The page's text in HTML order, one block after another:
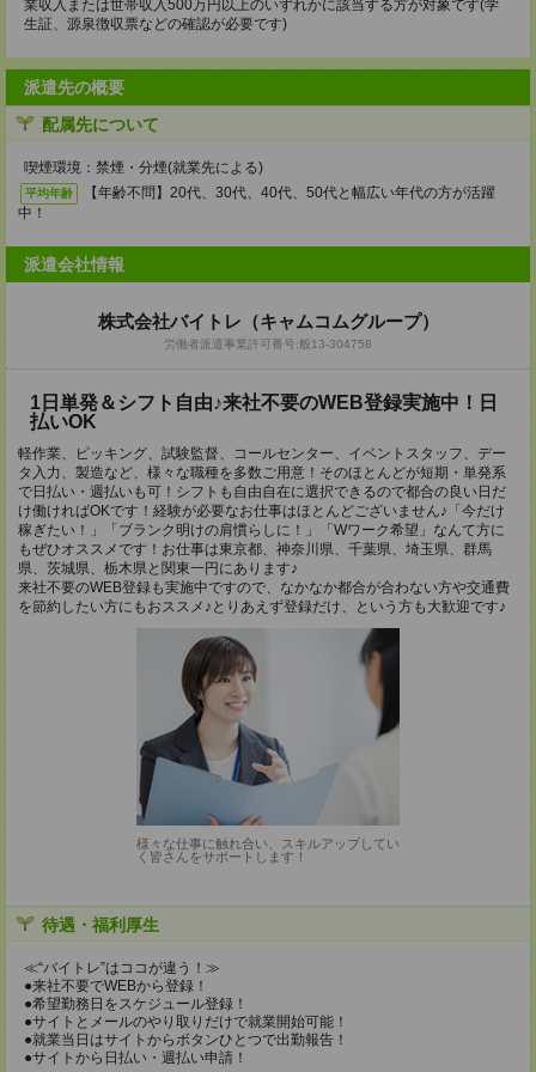
業収入または世帯収入500万円以上のいずれかに該当する方が対象です(学
生証、源泉徴収票などの確認が必要です)
派遣先の概要
配属先について
喫煙環境：禁煙・分煙(就業先による)
平均年齢
【年齢不問】20代、30代、40代、50代と幅広い年代の方が活躍
中！
派遣会社情報
株式会社バイトレ（キャムコムグループ）
労働者派遣事業許可番号:般13-304758
1日単発＆シフト自由♪来社不要のWEB登録実施中！日
払いOK
軽作業、ピッキング、試験監督、コールセンター、イベントスタッフ、デー
タ入力、製造など、様々な職種を多数ご用意！そのほとんどが短期・単発系
で日払い・週払いも可！シフトも自由自在に選択できるので都合の良い日だ
け働ければOKです！経験が必要なお仕事はほとんどございません♪「今だけ
稼ぎたい！」「ブランク明けの肩慣らしに！」「Wワーク希望」なんて方に
もぜひオススメです！お仕事は東京都、神奈川県、千葉県、埼玉県、群馬
県、茨城県、栃木県と関東一円にあります♪
来社不要のWEB登録も実施中ですので、なかなか都合が合わない方や交通費
を節約したい方にもおススメ♪とりあえず登録だけ、という方も大歓迎です♪
様々な仕事に触れ合い、スキルアップしてい
く皆さんをサポートします！
待遇・福利厚生
≪“バイトレ”はココが違う！≫
●来社不要でWEBから登録！
●希望勤務日をスケジュール登録！
●サイトとメールのやり取りだけで就業開始可能！
●就業当日はサイトからボタンひとつで出勤報告！
●サイトから日払い・週払い申請！